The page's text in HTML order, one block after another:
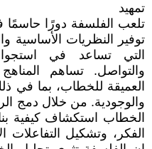
تمهيد
تلعب الفلسفة دورًا
توفير النظريات الأساسية
التي تساعد في
والتواصل. تساهم
العميقة للخطاب، بما في
والوجودية. من خلال دمج
الخطاب استكشاف كيفية
الفكر، وتشكيل التفاعلات